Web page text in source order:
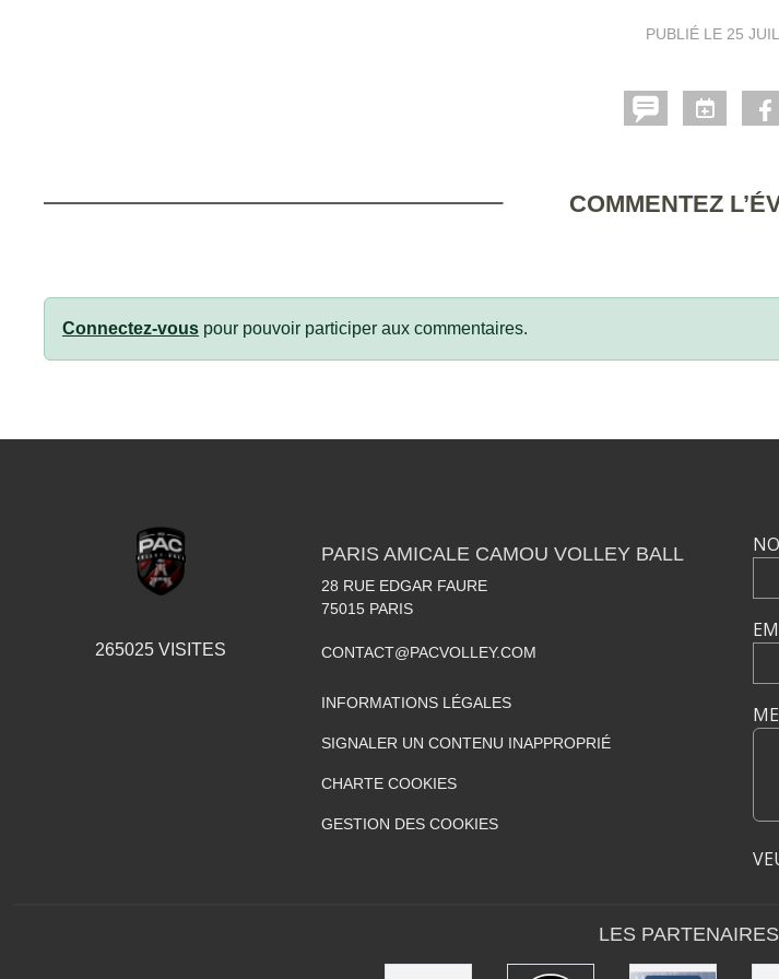
PUBLIÉ LE 25
COMMENTEZ
Connectez-vous pour pouvoir participer aux commentaires.
265025 VISITES
PARIS AMICALE CAMOU VOLLEY BALL
28 RUE EDGAR FAURE
75015 PARIS
CONTACT@PACVOLLEY.COM
INFORMATIONS LÉGALES
SIGNALER UN CONTENU INAPPROPRIÉ
CHARTE COOKIES
GESTION DES COOKIES
LES